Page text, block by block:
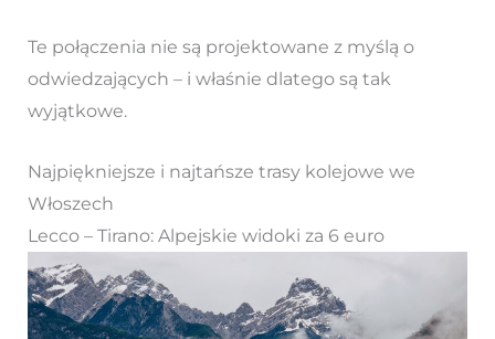
Te połączenia nie są projektowane z myślą o
odwiedzających – i właśnie dlatego są tak
wyjątkowe.
Najpiękniejsze i najtańsze trasy kolejowe we
Włoszech
Lecco – Tirano: Alpejskie widoki za 6 euro